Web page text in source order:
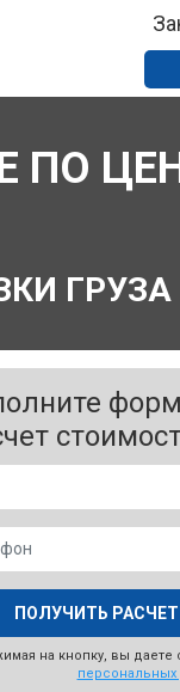
ГРУЗА
на кнопку, вы даете
персональных